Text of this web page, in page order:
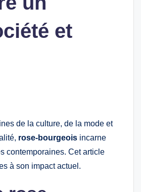
et
de la culture, de la mode et
rose-bourgeois incarne
contemporaines. Cet article
à son impact actuel.